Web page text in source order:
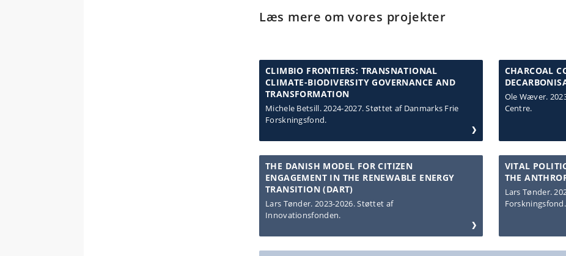
Læs mere om vores projekter
CLIMBIO FRONTIERS: TRANSNATIONAL
CLIMATE-BIODIVERSITY GOVERNANCE AND
TRANSFORMATION
Michele Betsill. 2024-2027. Støttet af Danmarks Frie
Forskningsfond.
THE DANISH MODEL FOR CITIZEN
ENGAGEMENT IN THE RENEWABLE ENERGY
TRANSITION (DART)
Lars Tønder. 2023-2026. Støttet af
Innovationsfonden.
CHARCOAL
Ole Wæver.
Centre.
VITAL
THE
Lars Tønder.
Forskningsfond.